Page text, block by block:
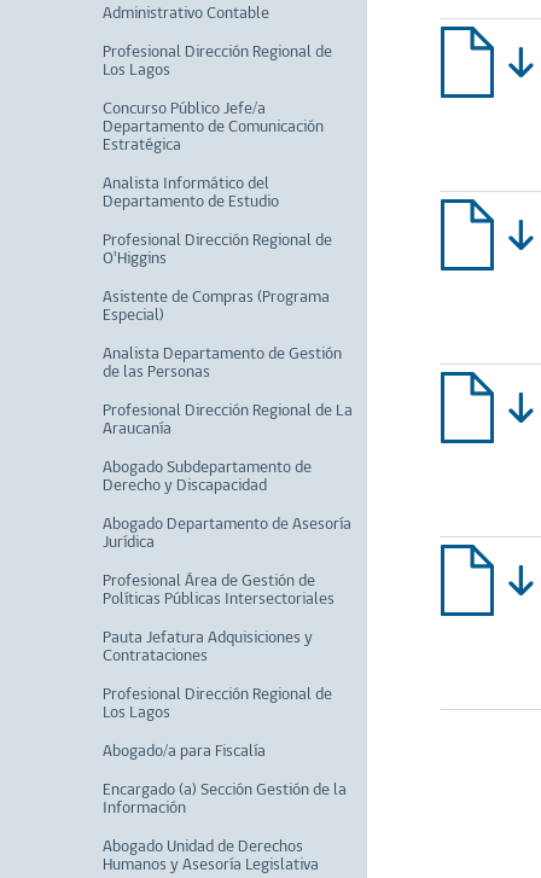
Administrativo Contable
Profesional Dirección Regional de
Los Lagos
Concurso Público Jefe/a
Departamento de Comunicación
Estratégica
Analista Informático del
Departamento de Estudio
Profesional Dirección Regional de
O'Higgins
Asistente de Compras (Programa
Especial)
Analista Departamento de Gestión
de las Personas
Profesional Dirección Regional de La
Araucanía
Abogado Subdepartamento de
Derecho y Discapacidad
Abogado Departamento de Asesoría
Jurídica
Profesional Área de Gestión de
Políticas Públicas Intersectoriales
Pauta Jefatura Adquisiciones y
Contrataciones
Profesional Dirección Regional de
Los Lagos
Abogado/a para Fiscalía
Encargado (a) Sección Gestión de la
Información
Abogado Unidad de Derechos
Humanos y Asesoría Legislativa